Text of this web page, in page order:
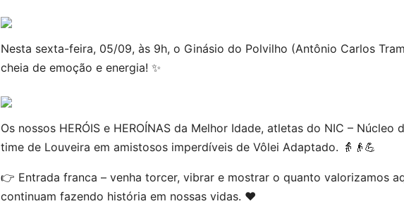
Nesta sexta-feira, 05/09, às 9h, o Ginásio do Polvilho (Antônio Carlos
cheia de emoção e energia! ✨
Os nossos HERÓIS e HEROÍNAS da Melhor Idade, atletas do NIC – Núcleo
time de Louveira em amistosos imperdíveis de Vôlei Adaptado. 👵👴💪
👉 Entrada franca – venha torcer, vibrar e mostrar o quanto valorizamos
continuam fazendo história em nossas vidas. ❤️